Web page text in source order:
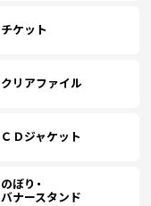
チケット
クリアファイル
ＣＤジャケット
のぼり・
バナースタンド